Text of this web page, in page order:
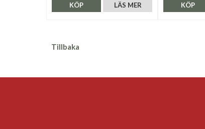
LÄS MER
KÖP KÖP
Tillbaka